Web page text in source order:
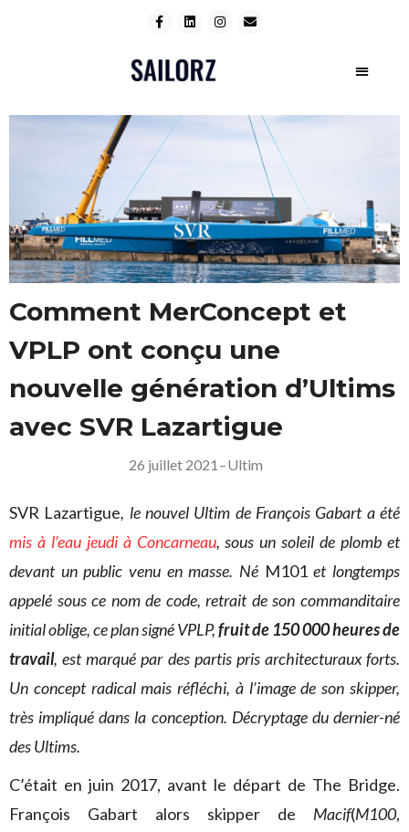
Comment MerConcept et
VPLP ont conçu une
nouvelle génération d’Ultims
avec SVR Lazartigue
26 juillet 2021 –Ultim
SVR Lazartigue, le nouvel Ultim de François Gabart a été
mis à l’eau jeudi à Concarneau, sous un soleil de plomb et
devant un public venu en masse. Né M101et longtemps
appelé sous ce nom de code, retrait de son commanditaire
initial oblige, ce plan signé VPLP,fruit de 150 000 heures de
travail, est marqué par des partis pris architecturaux forts.
Un concept radical mais réfléchi, à l’image de son skipper,
très impliqué dans la conception. Décryptage du dernier-né
des Ultims.
C’était en juin 2017, avant le départ de The Bridge.
François Gabart alors skipper de Macif(M100,